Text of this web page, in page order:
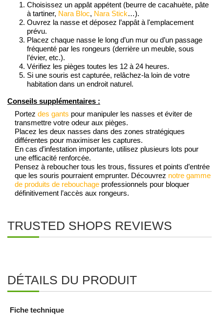
Choisissez un appât appétent (beurre de cacahuète, pâte
à tartiner, Nara Bloc, Nara Stick…).
Ouvrez la nasse et déposez l’appât à l'emplacement
prévu.
Placez chaque nasse le long d’un mur ou d’un passage
fréquenté par les rongeurs (derrière un meuble, sous
l’évier, etc.).
Vérifiez les pièges toutes les 12 à 24 heures.
Si une souris est capturée, relâchez-la loin de votre
habitation dans un endroit naturel.
Conseils supplémentaires :
Portez des gants pour manipuler les nasses et éviter de
transmettre votre odeur aux pièges.
Placez les deux nasses dans des zones stratégiques
différentes pour maximiser les captures.
En cas d’infestation importante, utilisez plusieurs lots pour
une efficacité renforcée.
Pensez à reboucher tous les trous, fissures et points d’entrée
que les souris pourraient emprunter. Découvrez notre gamme
de produits de rebouchage professionnels pour bloquer
définitivement l’accès aux rongeurs.
TRUSTED SHOPS REVIEWS
DÉTAILS DU PRODUIT
Fiche technique